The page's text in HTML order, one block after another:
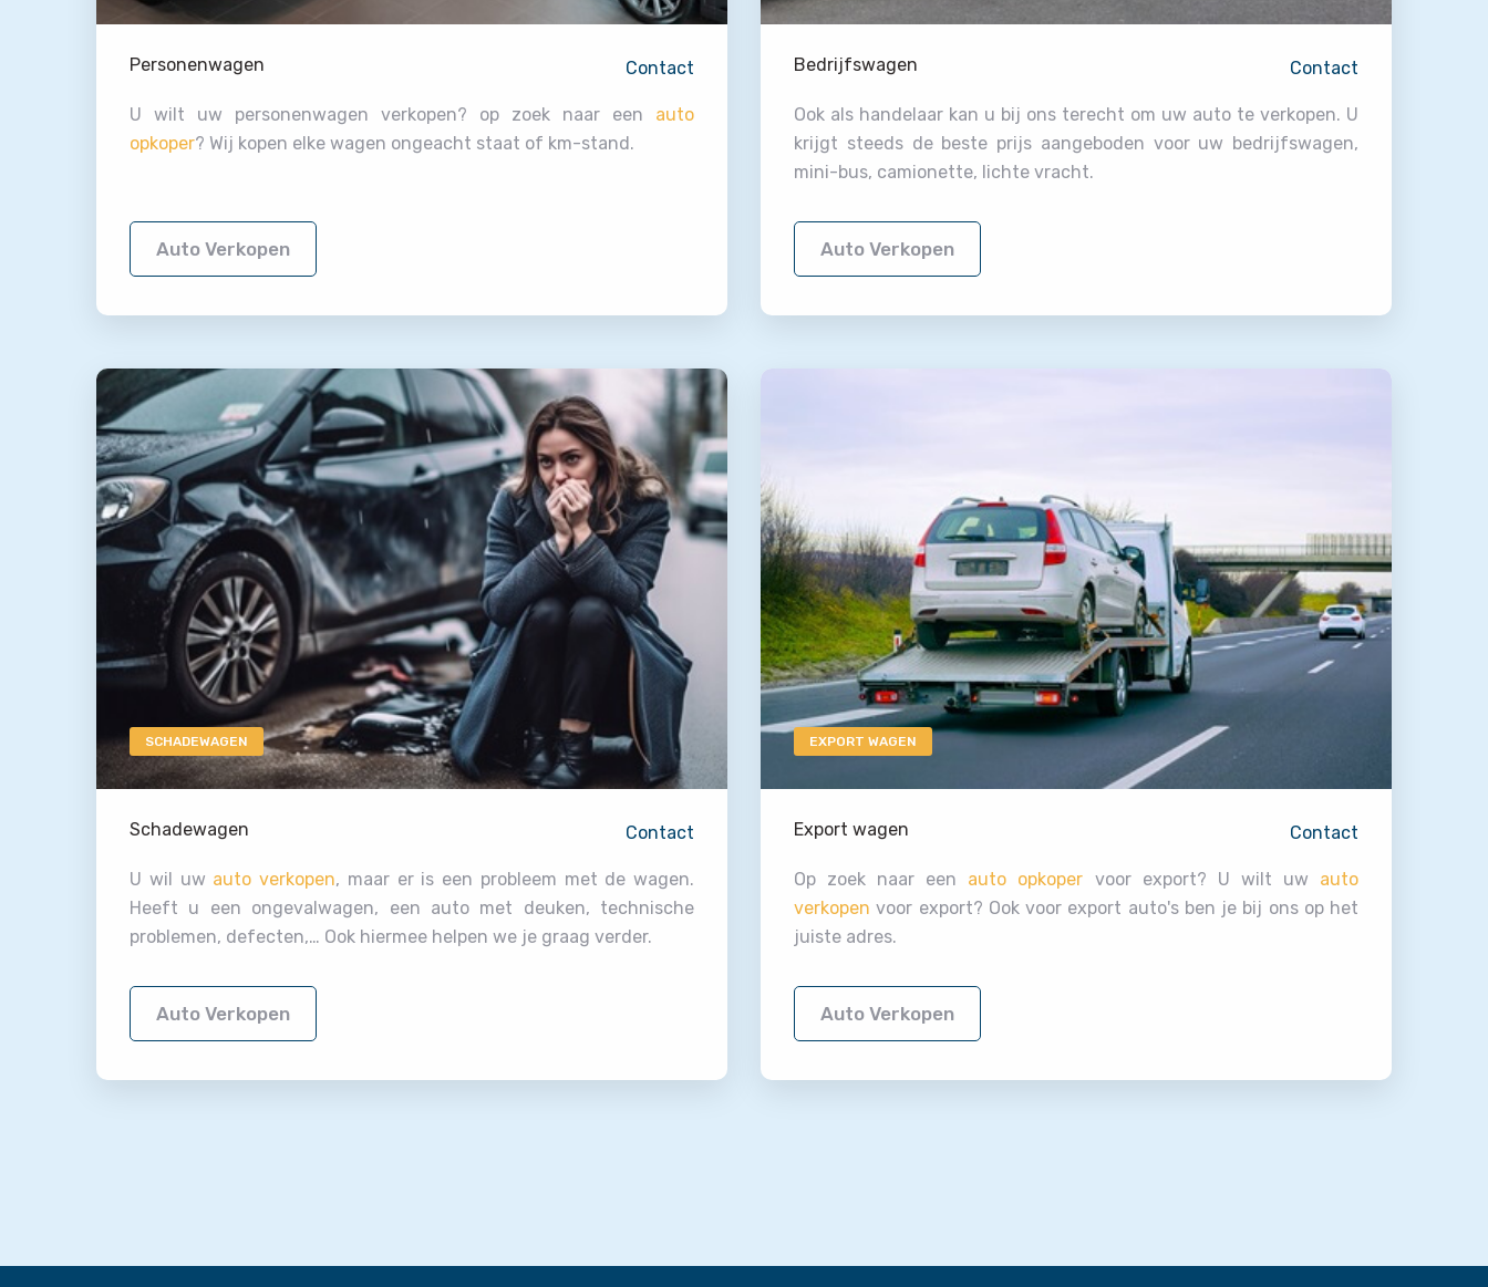
Personenwagen Contact
U wilt uw personenwagen verkopen? op zoek naar een auto
opkoper? Wij kopen elke wagen ongeacht staat of km-stand.
Auto Verkopen
Bedrijfswagen Contact
Ook als handelaar kan u bij ons terecht om uw auto te verkopen. U
krijgt steeds de beste prijs aangeboden voor uw bedrijfswagen,
mini-bus, camionette, lichte vracht.
Auto Verkopen
SCHADEWAGEN
Schadewagen Contact
U wil uw auto verkopen, maar er is een probleem met de wagen.
Heeft u een ongevalwagen, een auto met deuken, technische
problemen, defecten,… Ook hiermee helpen we je graag verder.
Auto Verkopen
EXPORT WAGEN
Export wagen Contact
Op zoek naar een auto opkoper voor export? U wilt uw auto
verkopen voor export? Ook voor export auto's ben je bij ons op het
juiste adres.
Auto Verkopen